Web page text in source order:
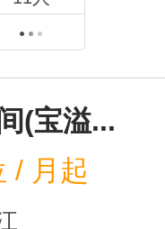
(宝溢...
/ 月起